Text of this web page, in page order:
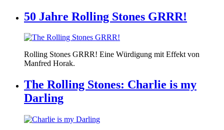
50 Jahre Rolling Stones GRRR!
Rolling Stones GRRR! Eine Würdigung mit Effekt von
Manfred Horak.
The Rolling Stones: Charlie is my
Darling